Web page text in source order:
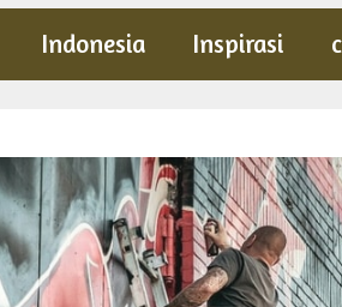
Indonesia Inspirasi